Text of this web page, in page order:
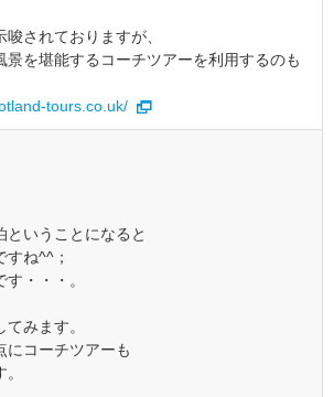
されておりますが、
景を堪能するコーチツアーを利用するのも
tours.co.uk/
ということになると
すね^^；
・・・。
みます。
にコーチツアーも